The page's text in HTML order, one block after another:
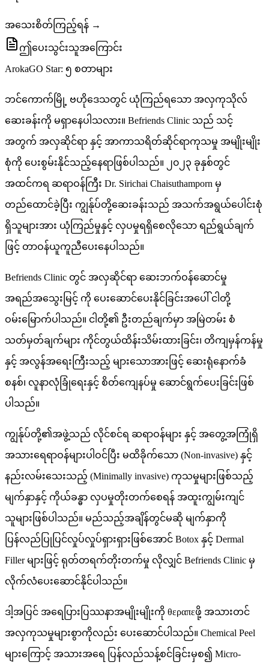
အသေးစိတ်ကြည့်ရန် →
ဤပေးသွင်းသူအကြောင်း
ArokaGO Star: ၅ စတာများ
ဘင်ကောက်မြို့ ဗဟိုဒေသတွင် ယုံကြည်ရသော အလှကုသိုလ်
ဆေးခန်းကို မရှာနေပါသလား။ Befriends Clinic သည် သင့်
အတွက် အလှဆိုင်ရာ နှင့် အာကာသရိတ်ဆိုင်ရာကုသမှု အမျိုးမျိုး
စုံကို ပေးစွမ်းနိုင်သည့်နေရာဖြစ်ပါသည်။ ၂၀၂၃ ခုနှစ်တွင်
အထင်ကရ ဆရာဝန်ကြီး Dr. Sirichai Chaisuthamporn မှ
တည်ထောင်ခဲ့ပြီး ကျွန်ုပ်တို့ဆေးခန်းသည် အသက်အရွယ်ပေါင်းစုံ
ရှိသူများအား ယုံကြည်မှုနှင့် လှပမှုရရှိစေလိုသော ရည်ရွယ်ချက်
ဖြင့် တာဝန်ယူကူညီပေးနေပါသည်။
Befriends Clinic တွင် အလှဆိုင်ရာ ဆေးဘက်ဝန်ဆောင်မှု
အရည်အသွေးမြင့် ကို ပေးဆောင်ပေးနိုင်ခြင်းအပေါ် ငါတို့
ဝမ်းမြောက်ပါသည်။ ငါတို့၏ ဦးတည်ချက်မှာ အမြဲတမ်း စံ
သတ်မှတ်ချက်များ ကိုင်တွယ်ထိန်းသိမ်းထားခြင်း၊ တိကျမှန်ကန်မှု
နှင့် အလွန်အရေးကြီးသည့် များသောအားဖြင့် ဆေးရုံနောက်ခံ
စနစ်၊ လူနာလုံခြုံရေးနှင့် စိတ်ကျေနပ်မှု ဆောင်ရွက်ပေးခြင်းဖြစ်
ပါသည်။
ကျွန်ုပ်တို့၏အဖွဲ့သည် လိုင်စင်ရ ဆရာဝန်များ နှင့် အတွေ့အကြုံရှိ
အသားရေရာဝန်များပါဝင်ပြီး မထိခိုက်သော (Non-invasive) နှင့်
နည်းလမ်းသေးသည့် (Minimally invasive) ကုသမှုများဖြစ်သည့်
မျက်နှာနှင့် ကိုယ်ခန္ဓာ လှပမှုတိုးတက်စေရန် အထူးကျွမ်းကျင်
သူများဖြစ်ပါသည်။ မည်သည့်အချိန်တွင်မဆို မျက်နှာကို
ပြန်လည်ပြုပြင်လှုပ်လှုပ်ရှားရှားဖြစ်အောင် Botox နှင့် Dermal
Filler များဖြင့် ရုတ်တရက်တိုးတက်မှု လိုလျှင် Befriends Clinic မှ
လိုက်လံပေးဆောင်နိုင်ပါသည်။
ဒါ့အပြင် အရေပြားပြဿနာအမျိုးမျိုးကို θεραπεဖို့ အသားတင်
အလှကုသမှုများစွာကိုလည်း ပေးဆောင်ပါသည်။ Chemical Peel
များကြောင့် အသားအရေ ပြန်လည်သန့်စင်ခြင်းမှစ၍ Micro-